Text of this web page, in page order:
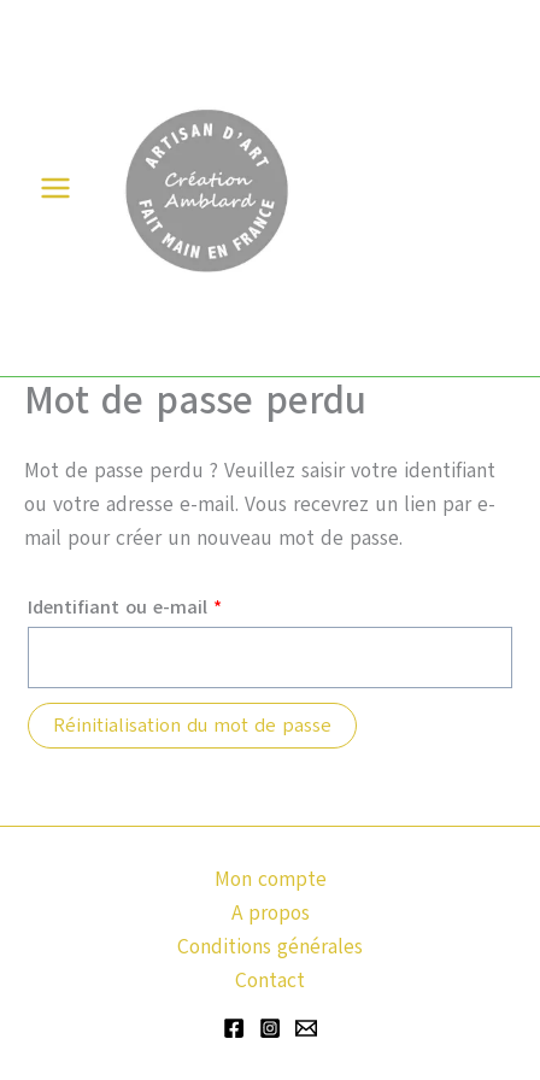
Mot de passe perdu
Mot de passe perdu ? Veuillez saisir votre identifiant
ou votre adresse e-mail. Vous recevrez un lien par e-
mail pour créer un nouveau mot de passe.
Identifiant ou e-mail *
Réinitialisation du mot de passe
Mon compte
A propos
Conditions générales
Contact